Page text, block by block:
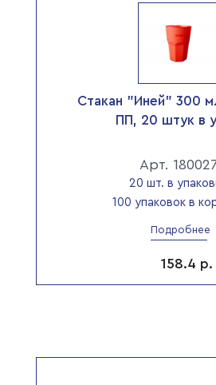
Стакан "Иней" 300
ПП, 20 штук в
Арт.
20 шт. в
100 упаковок в
Подробнее
158.4 р.